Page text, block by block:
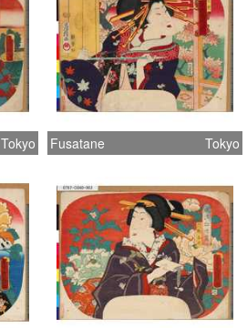
Tokyo Fusatane Tokyo